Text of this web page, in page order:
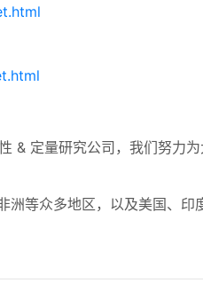
& 定量研究公司，我们努力
等众多地区，以及美国、印